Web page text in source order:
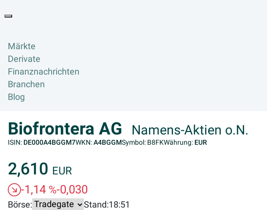
Märkte
Derivate
Finanznachrichten
Branchen
Blog
Biofrontera AG Namens-Aktien o.N.
ISIN: DE000A4BGGM7WKN:A4BGGMSymbol: B8FKWährung: EUR
2,610 EUR
-1,14 %-0,030
Börse: Stand:18:51